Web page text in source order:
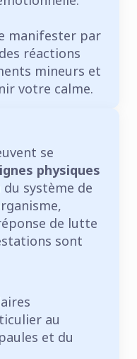
manifester par
réactions
mineurs et
votre calme.
se
physiques
système de
de lutte
sont
au
et du